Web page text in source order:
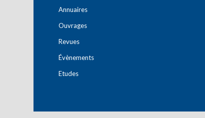
Annuaires
Ouvrages
Revues
Évènements
Etudes